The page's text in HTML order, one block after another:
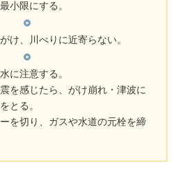
小限にする。
け、川べりに近寄らない。
に注意する。
を感じたら、がけ崩れ・津波に
とる。
を切り、ガスや水道の元栓を締